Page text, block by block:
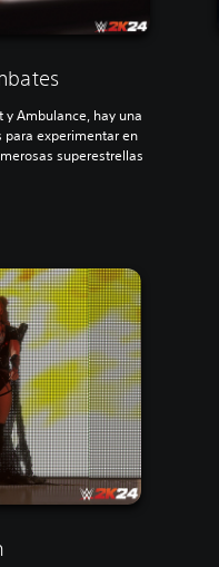
y Ambulance, hay una
para experimentar en
superestrellas